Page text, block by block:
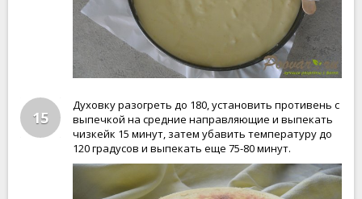
15
Духовку разогреть до 180, установить противень с
выпечкой на средние направляющие и выпекать
чизкейк 15 минут, затем убавить температуру до
120 градусов и выпекать еще 75-80 минут.